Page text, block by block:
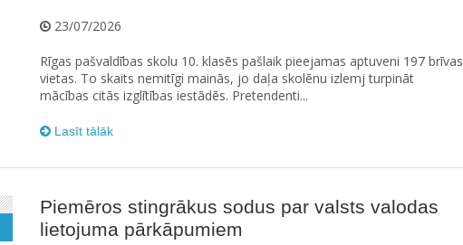
23/07/2026
Rīgas pašvaldības skolu 10. klasēs pašlaik pieejamas aptuveni 197 brīvas
vietas. To skaits nemitīgi mainās, jo daļa skolēnu izlemj turpināt
mācības citās izglītības iestādēs. Pretendenti...
Lasīt tālāk
Piemēros stingrākus sodus par valsts valodas
lietojuma pārkāpumiem